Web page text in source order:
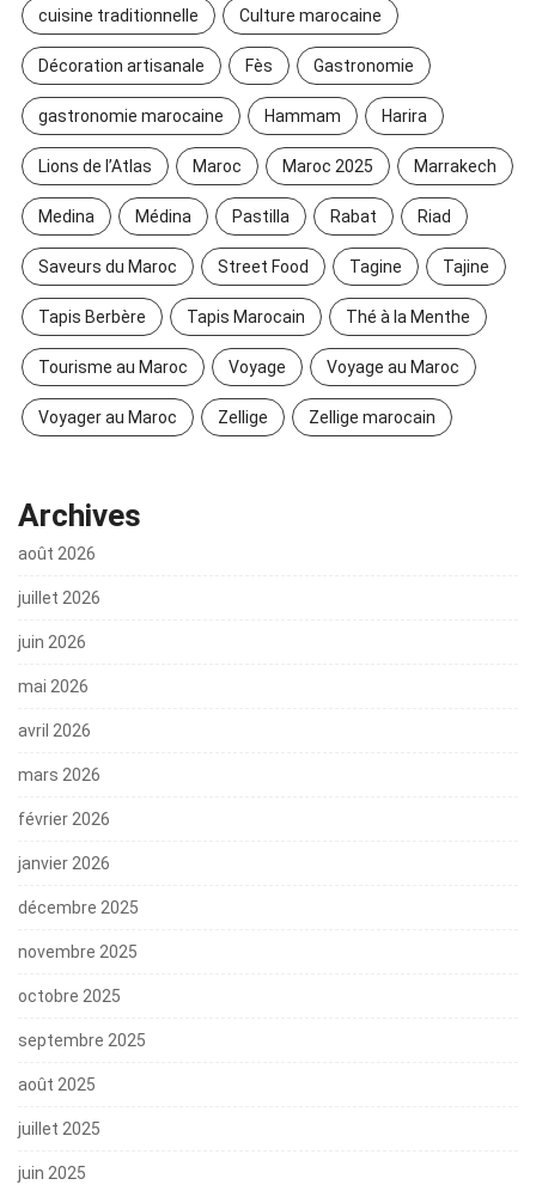
cuisine traditionnelle Culture marocaine
Décoration artisanale Fès Gastronomie
gastronomie marocaine Hammam Harira
Lions de l’Atlas Maroc Maroc 2025 Marrakech
Medina Médina Pastilla Rabat Riad
Saveurs du Maroc Street Food Tagine Tajine
Tapis Berbère Tapis Marocain Thé à la Menthe
Tourisme au Maroc Voyage Voyage au Maroc
Voyager au Maroc Zellige Zellige marocain
Archives
août 2026
juillet 2026
juin 2026
mai 2026
avril 2026
mars 2026
février 2026
janvier 2026
décembre 2025
novembre 2025
octobre 2025
septembre 2025
août 2025
juillet 2025
juin 2025